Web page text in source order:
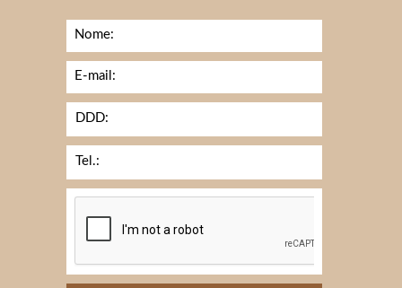
Nome:
E-mail:
DDD:
Tel.: